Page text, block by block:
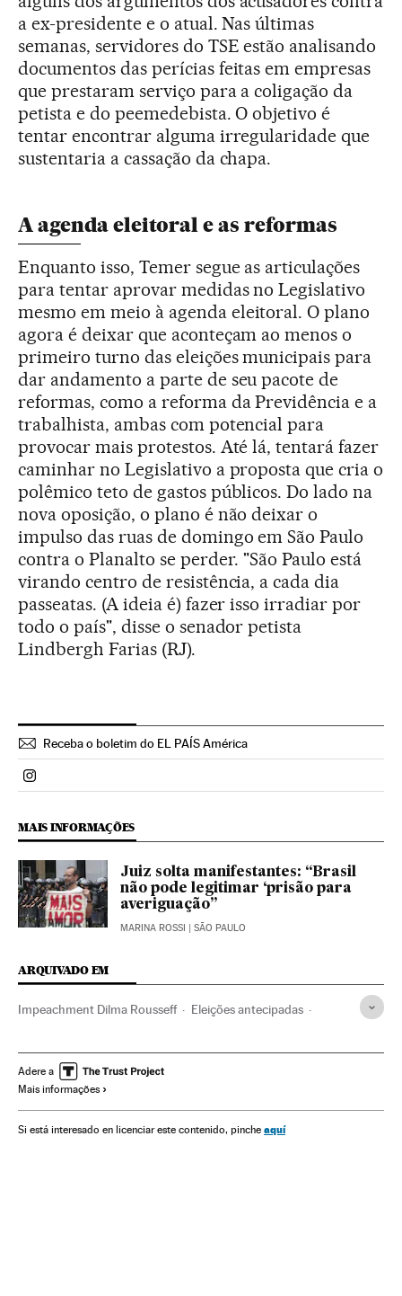
a ex-presidente e o atual. Nas últimas
semanas, servidores do TSE estão analisando
documentos das perícias feitas em empresas
que prestaram serviço para a coligação da
petista e do peemedebista. O objetivo é
tentar encontrar alguma irregularidade que
sustentaria a cassação da chapa.
A agenda eleitoral e as reformas
Enquanto isso, Temer segue as articulações
para tentar aprovar medidas no Legislativo
mesmo em meio à agenda eleitoral. O plano
agora é deixar que aconteçam ao menos o
primeiro turno das eleições municipais para
dar andamento a parte de seu pacote de
reformas, como a reforma da Previdência e a
trabalhista, ambas com potencial para
provocar mais protestos. Até lá, tentará fazer
caminhar no Legislativo a proposta que cria o
polêmico teto de gastos públicos. Do lado na
nova oposição, o plano é não deixar o
impulso das ruas de domingo em São Paulo
contra o Planalto se perder. "São Paulo está
virando centro de resistência, a cada dia
passeatas. (A ideia é) fazer isso irradiar por
todo o país", disse o senador petista
Lindbergh Farias (RJ).
Receba o boletim do EL PAÍS América
Politica El País Brasil en Instagram
MAIS INFORMAÇÕES
Juiz solta manifestantes: “Brasil
não pode legitimar ‘prisão para
averiguação”
MARINA ROSSI | SÃO PAULO
ARQUIVADO EM
Impeachment Dilma Rousseff Eleições antecipadas
Partido dos Trabalhadores
Crises políticas
Destituições políticas Presidente Brasil
Adere a
Mais informações
Si está interesado en licenciar este contenido, pinche aquí